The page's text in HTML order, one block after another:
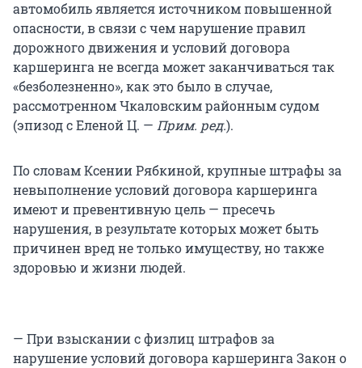
автомобиль является источником повышенной
опасности, в связи с чем нарушение правил
дорожного движения и условий договора
каршеринга не всегда может заканчиваться так
«безболезненно», как это было в случае,
рассмотренном Чкаловским районным судом
(эпизод с Еленой Ц. — Прим. ред.).
По словам Ксении Рябкиной, крупные штрафы за
невыполнение условий договора каршеринга
имеют и превентивную цель — пресечь
нарушения, в результате которых может быть
причинен вред не только имуществу, но также
здоровью и жизни людей.
— При взыскании с физлиц штрафов за
нарушение условий договора каршеринга Закон о